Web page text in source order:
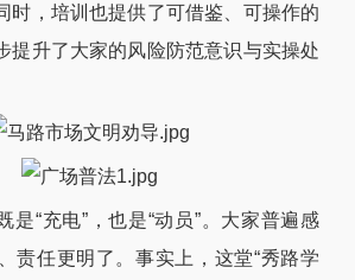
时，培训也提供了可借鉴、可操作的
提升了大家的风险防范意识与实操处
是“充电”，也是“动员”。大家普遍感
责任更明了。事实上，这堂“秀路学